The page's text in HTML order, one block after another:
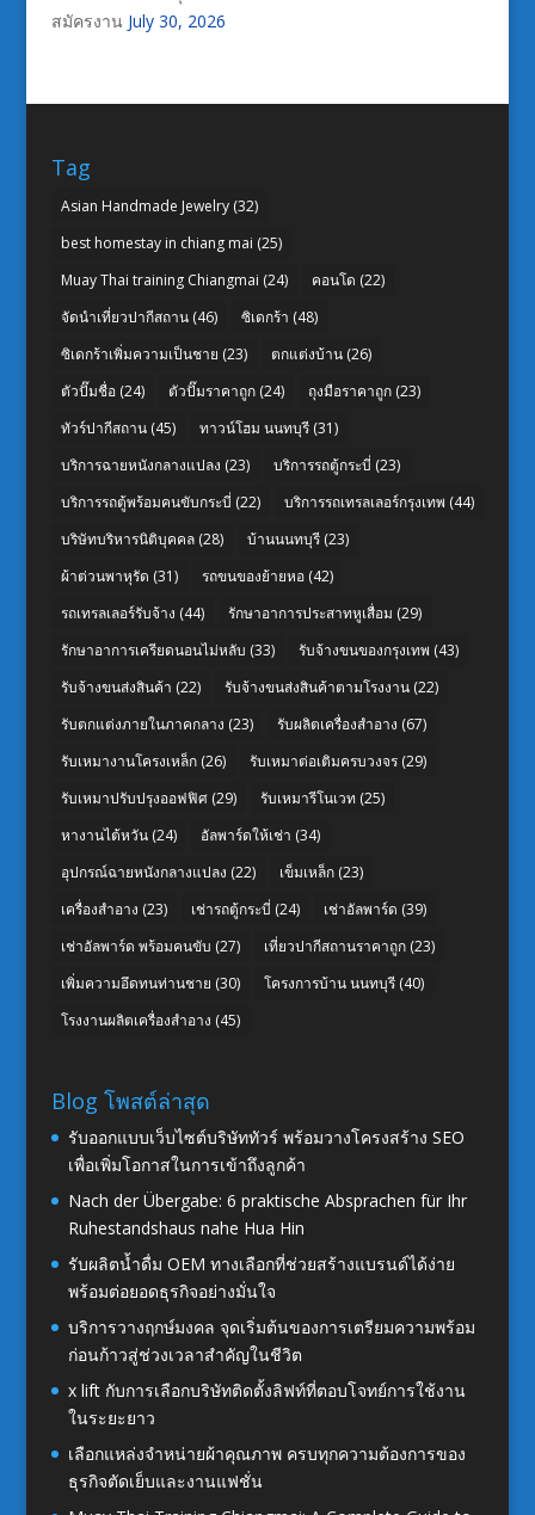
สมัครงาน July 30, 2026
Tag
Asian Handmade Jewelry(32)
best homestay in chiang mai (25)
Muay Thai training Chiangmai (24) คอนโด (22)
จัดนำเที่ยวปากีสถาน(46) ซิเดกร้า (48)
ซิเดกร้าเพิ่มความเป็นชาย (23) ตกแต่งบ้าน(26)
ตัวปั๊มชื่อ(24) ตัวปั๊มราคาถูก(24) ถุงมือราคาถูก(23)
ทัวร์ปากีสถาน(45) ทาวน์โฮม นนทบุรี(31)
บริการฉายหนังกลางแปลง (23) บริการรถตู้กระบี่ (23)
บริการรถตู้พร้อมคนขับกระบี่ (22) บริการรถเทรลเลอร์กรุงเทพ (44)
บริษัทบริหารนิติบุคคล(28) บ้านนนทบุรี(23)
ผ้าต่วนพาหุรัด (31) รถขนของย้ายหอ(42)
รถเทรลเลอร์รับจ้าง (44) รักษาอาการประสาทหูเสื่อม (29)
รักษาอาการเครียดนอนไม่หลับ (33) รับจ้างขนของกรุงเทพ (43)
รับจ้างขนส่งสินค้า (22) รับจ้างขนส่งสินค้าตามโรงงาน(22)
รับตกแต่งภายในภาคกลาง (23) รับผลิตเครื่องสำอาง (67)
รับเหมางานโครงเหล็ก(26) รับเหมาต่อเติมครบวงจร(29)
รับเหมาปรับปรุงออฟฟิศ(29) รับเหมารีโนเวท (25)
หางานไต้หวัน(24) อัลพาร์ดให้เช่า (34)
อุปกรณ์ฉายหนังกลางแปลง (22) เข็มเหล็ก(23)
เครื่องสำอาง (23) เช่ารถตู้กระบี่ (24) เช่าอัลพาร์ด (39)
เช่าอัลพาร์ด พร้อมคนขับ (27) เที่ยวปากีสถานราคาถูก(23)
เพิ่มความอึดทนท่านชาย (30) โครงการบ้าน นนทบุรี(40)
โรงงานผลิตเครื่องสำอาง (45)
Blog โพสต์ล่าสุด
รับออกแบบเว็บไซต์บริษัททัวร์ พร้อมวางโครงสร้าง SEO
เพื่อเพิ่มโอกาสในการเข้าถึงลูกค้า
Nach der Übergabe: 6 praktische Absprachen für Ihr
Ruhestandshaus nahe Hua Hin
รับผลิตน้ำดื่ม OEM ทางเลือกที่ช่วยสร้างแบรนด์ได้ง่าย
พร้อมต่อยอดธุรกิจอย่างมั่นใจ
บริการวางฤกษ์มงคล จุดเริ่มต้นของการเตรียมความพร้อม
ก่อนก้าวสู่ช่วงเวลาสำคัญในชีวิต
x lift กับการเลือกบริษัทติดตั้งลิฟท์ที่ตอบโจทย์การใช้งาน
ในระยะยาว
เลือกแหล่งจำหน่ายผ้าคุณภาพ ครบทุกความต้องการของ
ธุรกิจตัดเย็บและงานแฟชั่น